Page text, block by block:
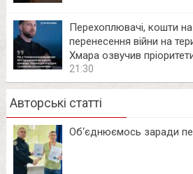
Перехоплювачі, кошти
перенесення війни на
Хмара озвучив
21:30
Авторські статті
Об‘єднюємось заради